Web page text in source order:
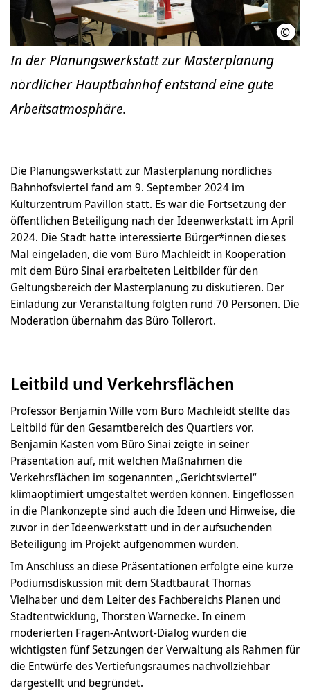
©
In der Planungswerkstatt zur Masterplanung
nördlicher Hauptbahnhof entstand eine gute
Arbeitsatmosphäre.
Die Planungswerkstatt zur Masterplanung nördliches
Bahnhofsviertel fand am 9. September 2024 im
Kulturzentrum Pavillon statt. Es war die Fortsetzung der
öffentlichen Beteiligung nach der Ideenwerkstatt im April
2024. Die Stadt hatte interessierte Bürger*innen dieses
Mal eingeladen, die vom Büro Machleidt in Kooperation
mit dem Büro Sinai erarbeiteten Leitbilder für den
Geltungsbereich der Masterplanung zu diskutieren. Der
Einladung zur Veranstaltung folgten rund 70 Personen. Die
Moderation übernahm das Büro Tollerort.
Leitbild und Verkehrsflächen
Professor Benjamin Wille vom Büro Machleidt stellte das
Leitbild für den Gesamtbereich des Quartiers vor.
Benjamin Kasten vom Büro Sinai zeigte in seiner
Präsentation auf, mit welchen Maßnahmen die
Verkehrsflächen im sogenannten „Gerichtsviertel“
klimaoptimiert umgestaltet werden können. Eingeflossen
in die Plankonzepte sind auch die Ideen und Hinweise, die
zuvor in der Ideenwerkstatt und in der aufsuchenden
Beteiligung im Projekt aufgenommen wurden.
Im Anschluss an diese Präsentationen erfolgte eine kurze
Podiumsdiskussion mit dem Stadtbaurat Thomas
Vielhaber und dem Leiter des Fachbereichs Planen und
Stadtentwicklung, Thorsten Warnecke. In einem
moderierten Fragen-Antwort-Dialog wurden die
wichtigsten fünf Setzungen der Verwaltung als Rahmen für
die Entwürfe des Vertiefungsraumes nachvollziehbar
dargestellt und begründet.